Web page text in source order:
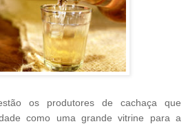
os produtores de cachaça que
como uma grande vitrine para a